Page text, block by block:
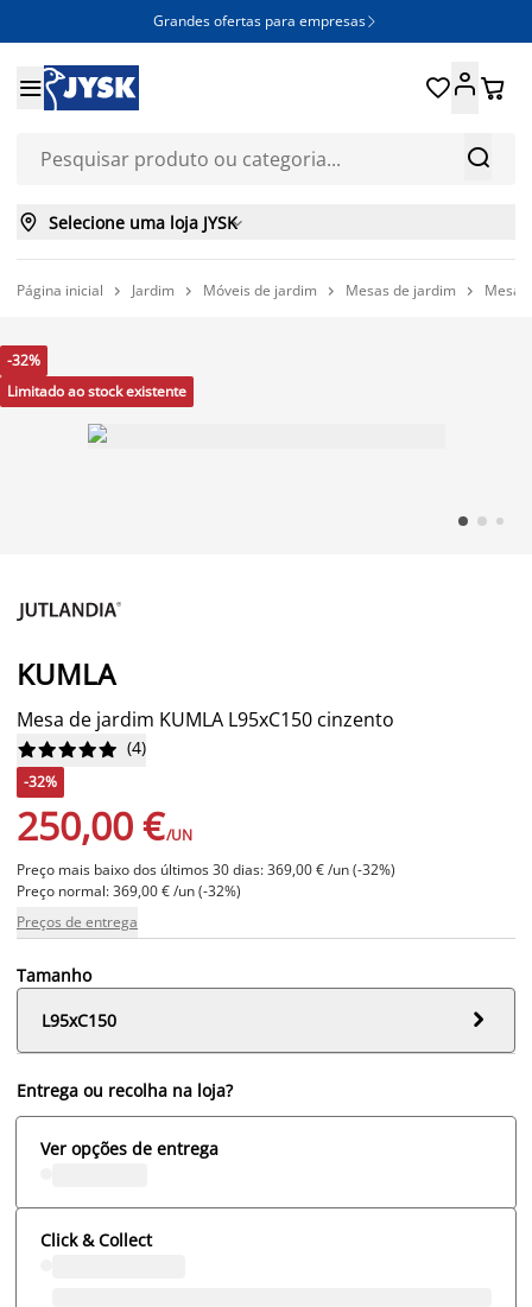
Grandes ofertas para empresas 


 
 Selecione uma loja JYSK
Página inicial  Jardim  Móveis de jardim  Mesas de jardim 
-32%
Limitado ao stock existente
KUMLA
Mesa de jardim KUMLA L95xC150 cinzento





 (4)
-32%
250,00 €/UN
Preço mais baixo dos últimos 30 dias: 369,00 € /un (-32%)
Preço normal: 369,00 € /un (-32%)
Preços de entrega
Tamanho
L95xC150

Entrega ou recolha na loja?
Ver opções de entrega
Click & Collect